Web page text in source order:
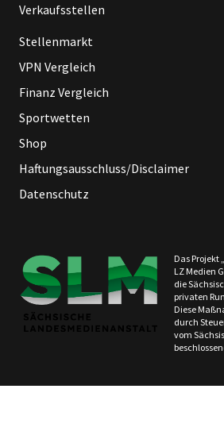
Verkaufsstellen
Stellenmarkt
VPN Vergleich
Finanz Vergleich
Sportwetten
Shop
Haftungsausschluss/Disclaimer
Datenschutz
Das Projekt
LZ Medien
die
privaten
Diese
durch
vom